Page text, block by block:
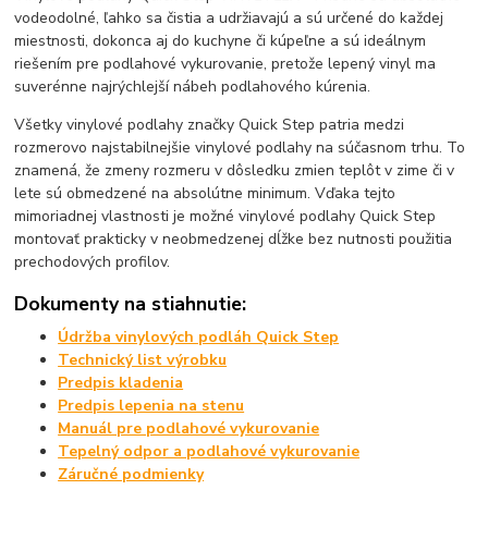
vodeodolné, ľahko sa čistia a udržiavajú a sú určené do každej
miestnosti, dokonca aj do kuchyne či kúpeľne a sú ideálnym
riešením pre podlahové vykurovanie, pretože lepený vinyl ma
suverénne najrýchlejší nábeh podlahového kúrenia.
Všetky vinylové podlahy značky Quick Step patria medzi
rozmerovo najstabilnejšie vinylové podlahy na súčasnom trhu. To
znamená, že zmeny rozmeru v dôsledku zmien teplôt v zime či v
lete sú obmedzené na absolútne minimum. Vďaka tejto
mimoriadnej vlastnosti je možné vinylové podlahy Quick Step
montovať prakticky v neobmedzenej dĺžke bez nutnosti použitia
prechodových profilov.
Dokumenty na stiahnutie:
Údržba vinylových podláh Quick Step
Technický list výrobku
Predpis kladenia
Predpis lepenia na stenu
Manuál pre podlahové vykurovanie
Tepelný odpor a podlahové vykurovanie
Záručné podmienky